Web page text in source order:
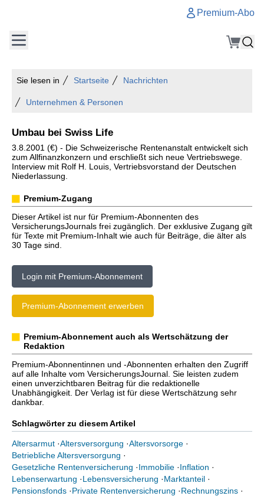
Premium-Abo
Sie lesen in Startseite Nachrichten
Unternehmen & Personen
Umbau bei Swiss Life
3.8.2001 (€) - Die Schweizerische Rentenanstalt entwickelt sich
zum Allfinanzkonzern und erschließt sich neue Vertriebswege.
Interview mit Rolf H. Louis, Vertriebsvorstand der Deutschen
Niederlassung.
Premium-Zugang
Dieser Artikel ist nur für Premium-Abonnenten des
VersicherungsJournals frei zugänglich. Der exklusive Zugang gilt
für Texte mit Premium-Inhalt wie auch für Beiträge, die älter als
30 Tage sind.
Login mit Premium-Abonnement
Premium-Abonnement erwerben
Premium-Abonnement auch als Wertschätzung der
Redaktion
Premium-Abonnentinnen und -Abonnenten erhalten den Zugriff
auf alle Inhalte vom VersicherungsJournal. Sie leisten zudem
einen unverzichtbaren Beitrag für die redaktionelle
Unabhängigkeit. Der Verlag ist für diese Wertschätzung sehr
dankbar.
Schlagwörter zu diesem Artikel
Altersarmut ·Altersversorgung ·Altersvorsorge ·
Betriebliche Altersversorgung ·
Gesetzliche Rentenversicherung ·Immobilie ·Inflation ·
Lebenserwartung ·Lebensversicherung ·Marktanteil ·
Pensionsfonds ·Private Rentenversicherung ·Rechnungszins ·